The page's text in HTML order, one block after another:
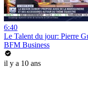
6:40
Le Talent du jour: Pierre
BFM Business
il y a 10 ans